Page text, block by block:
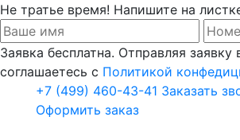
Не тратье время! Напишите на
Заявка бесплатна. Отправляя заявку
соглашаетесь с Политикой
+7 (499) 460-43-41 Заказать
Оформить заказ